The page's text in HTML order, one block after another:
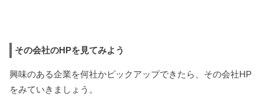
その会社のHPを見てみよう
興味のある企業を何社かピックアップできたら、その会社HP
をみていきましょう。